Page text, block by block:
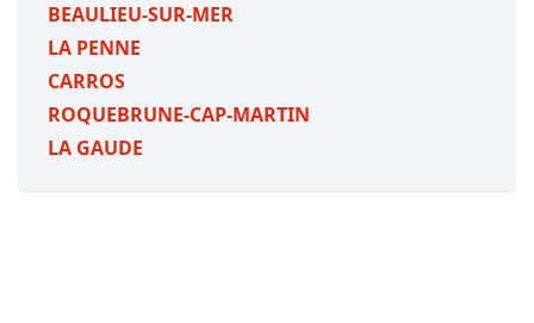
BEAULIEU-SUR-MER
LA PENNE
CARROS
ROQUEBRUNE-CAP-MARTIN
LA GAUDE